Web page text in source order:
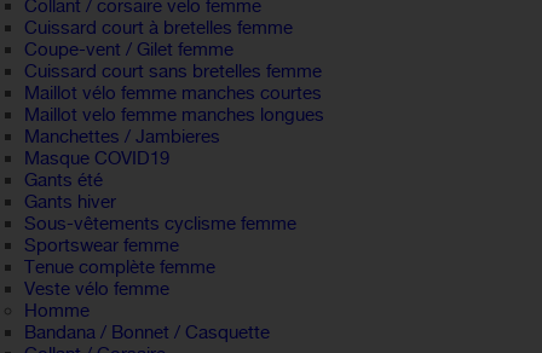
Collant / corsaire velo femme
Cuissard court à bretelles femme
Coupe-vent / Gilet femme
Cuissard court sans bretelles femme
Maillot vélo femme manches courtes
Maillot velo femme manches longues
Manchettes / Jambieres
Masque COVID19
Gants été
Gants hiver
Sous-vêtements cyclisme femme
Sportswear femme
Tenue complète femme
Veste vélo femme
Homme
Bandana / Bonnet / Casquette